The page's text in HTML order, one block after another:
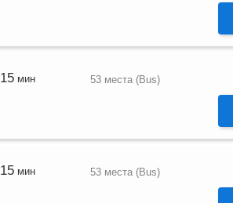
15мин 53 места (Bus)
15мин 53 места (Bus)